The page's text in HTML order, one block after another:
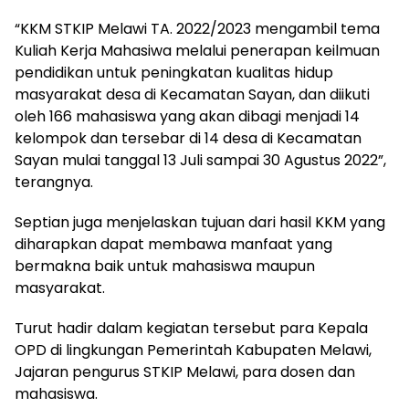
“KKM STKIP Melawi TA. 2022/2023 mengambil tema
Kuliah Kerja Mahasiwa melalui penerapan keilmuan
pendidikan untuk peningkatan kualitas hidup
masyarakat desa di Kecamatan Sayan, dan diikuti
oleh 166 mahasiswa yang akan dibagi menjadi 14
kelompok dan tersebar di 14 desa di Kecamatan
Sayan mulai tanggal 13 Juli sampai 30 Agustus 2022”,
terangnya.
Septian juga menjelaskan tujuan dari hasil KKM yang
diharapkan dapat membawa manfaat yang
bermakna baik untuk mahasiswa maupun
masyarakat.
Turut hadir dalam kegiatan tersebut para Kepala
OPD di lingkungan Pemerintah Kabupaten Melawi,
Jajaran pengurus STKIP Melawi, para dosen dan
mahasiswa.